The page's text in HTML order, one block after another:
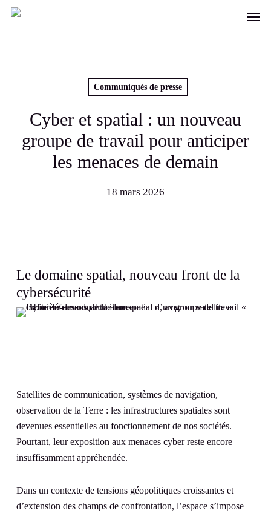
Skip
Menu
Communiqués de presse
Cyber et spatial : un nouveau
groupe de travail pour anticiper
les menaces de demain
18 mars 2026
Le domaine spatial, nouveau front de la
cybersécurité
Satellites de communication, systèmes de navigation,
observation de la Terre : les infrastructures spatiales sont
devenues essentielles au fonctionnement de nos sociétés.
Pourtant, leur exposition aux menaces cyber reste encore
insuffisamment appréhendée.
Dans un contexte de tensions géopolitiques croissantes et
d’extension des champs de confrontation, l’espace s’impose